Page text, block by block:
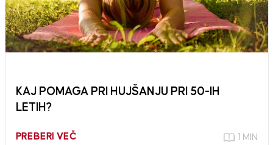
KAJ POMAGA PRI HUJŠANJU PRI 50-IH
LETIH?
PREBERI VEČ 1 MIN